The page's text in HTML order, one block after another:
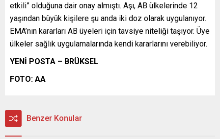
etkili” olduğuna dair onay almıştı. Aşı, AB ülkelerinde 12
yaşından büyük kişilere şu anda iki doz olarak uygulanıyor.
EMA’nın kararları AB üyeleri için tavsiye niteliği taşıyor. Üye
ülkeler sağlık uygulamalarında kendi kararlarını verebiliyor.
YENİ POSTA – BRÜKSEL
FOTO: AA
Benzer Konular